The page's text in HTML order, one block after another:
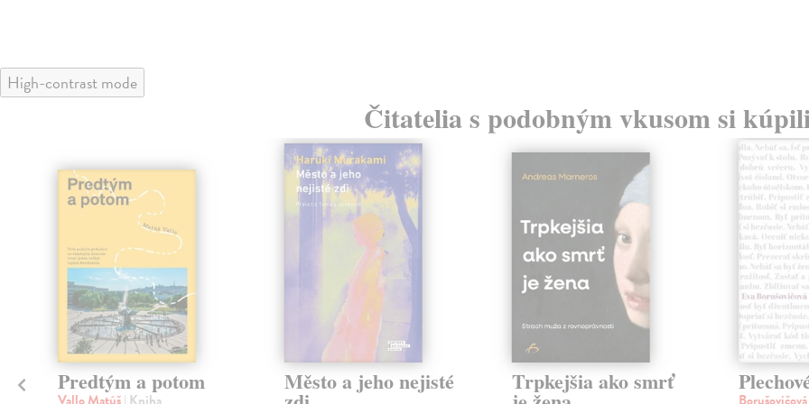
High-contrast mode
Čitatelia s podobným vkusom si
Predtým a potom Město a jeho nejisté Trpkejšia ako smrť